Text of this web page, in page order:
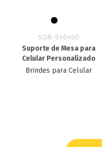
SON-940460
Suporte de Mesa para
Celular Personalizado
Brindes para Celular